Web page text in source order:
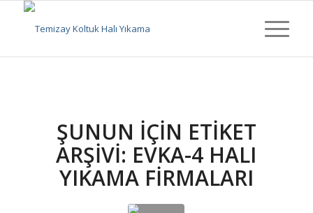
ŞUNUN IÇIN ETIKET
ARŞIVI: EVKA-4 HALI
YIKAMA FIRMALARI